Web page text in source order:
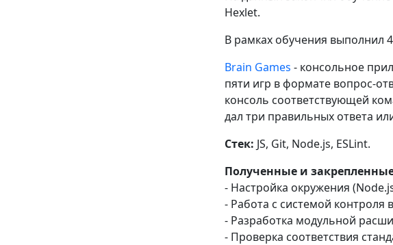
Hexlet.
В рамках обучения выполнил
Brain Games - консольное
пяти игр в формате вопрос-
консоль соответствующей
дал три правильных ответа
Стек: JS, Git, Node.js, ESLint.
Полученные и
- Настройка окружения
- Работа с системой контроля
- Разработка модульной
- Проверка соответствия